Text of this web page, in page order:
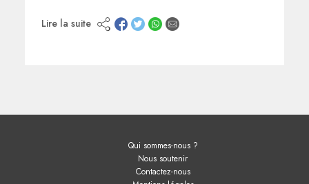
Lire la suite
Qui sommes-nous ?
Nous soutenir
Contactez-nous